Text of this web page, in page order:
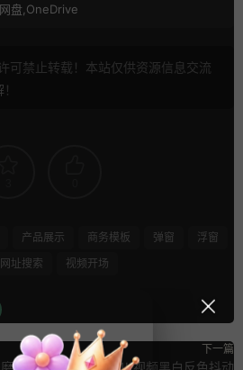
盘,OneDrive
可禁止转载！本站仅供资源信息交流
！
产品展示 商务模板 弹窗
浮窗
网址搜索 视频开场
砂玻
下一篇
Pr预设 12组4K视频黑白反色抖动